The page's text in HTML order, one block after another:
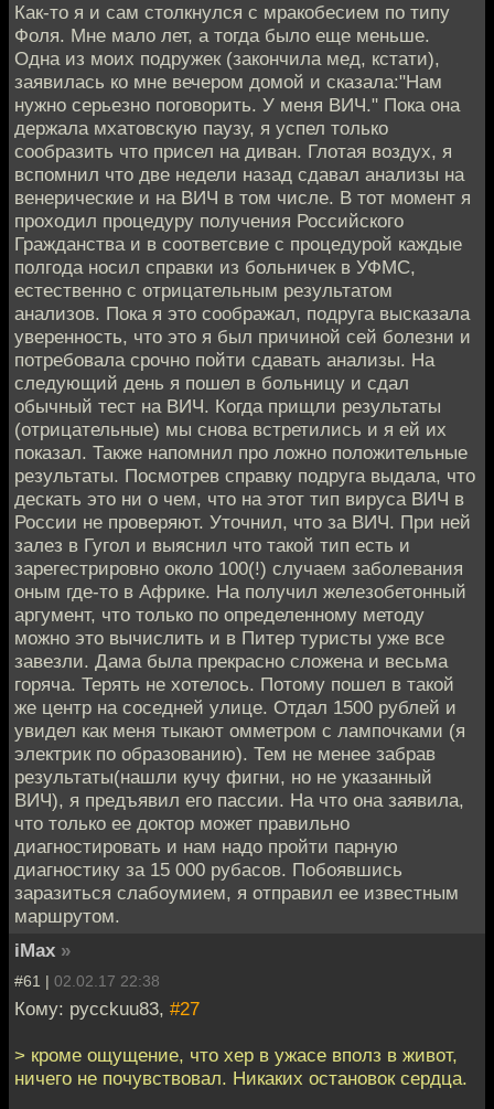
Как-то я и сам столкнулся с мракобесием по типу
Фоля. Мне мало лет, а тогда было еще меньше.
Одна из моих подружек (закончила мед, кстати),
заявилась ко мне вечером домой и сказала:"Нам
нужно серьезно поговорить. У меня ВИЧ." Пока она
держала мхатовскую паузу, я успел только
сообразить что присел на диван. Глотая воздух, я
вспомнил что две недели назад сдавал анализы на
венерические и на ВИЧ в том числе. В тот момент я
проходил процедуру получения Российского
Гражданства и в соответсвие с процедурой каждые
полгода носил справки из больничек в УФМС,
естественно с отрицательным результатом
анализов. Пока я это соображал, подруга высказала
уверенность, что это я был причиной сей болезни и
потребовала срочно пойти сдавать анализы. На
следующий день я пошел в больницу и сдал
обычный тест на ВИЧ. Когда прищли результаты
(отрицательные) мы снова встретились и я ей их
показал. Также напомнил про ложно положительные
результаты. Посмотрев справку подруга выдала, что
дескать это ни о чем, что на этот тип вируса ВИЧ в
России не проверяют. Уточнил, что за ВИЧ. При ней
залез в Гугол и выяснил что такой тип есть и
зарегестрировно около 100(!) случаем заболевания
оным где-то в Африке. На получил железобетонный
аргумент, что только по определенному методу
можно это вычислить и в Питер туристы уже все
завезли. Дама была прекрасно сложена и весьма
горяча. Терять не хотелось. Потому пошел в такой
же центр на соседней улице. Отдал 1500 рублей и
увидел как меня тыкают омметром с лампочками (я
электрик по образованию). Тем не менее забрав
результаты(нашли кучу фигни, но не указанный
ВИЧ), я предъявил его пассии. На что она заявила,
что только ее доктор может правильно
диагностировать и нам надо пройти парную
диагностику за 15 000 рубасов. Побоявшись
заразиться слабоумием, я отправил ее известным
маршрутом.
iMax »
#61 | 02.02.17 22:38
Кому: pycckuu83, #27
> кроме ощущение, что хер в ужасе вполз в живот,
ничего не почувствовал. Никаких остановок сердца.